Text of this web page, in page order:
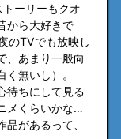
ーリーもクオ
から大好きで
のTVでも放映し
、あまり一般向
無いし）。
待ちにして見る
メくらいかな…
があるって、